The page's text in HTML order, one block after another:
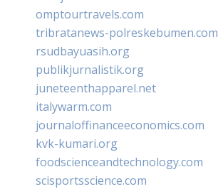
omptourtravels.com
tribratanews-polreskebumen.com
rsudbayuasih.org
publikjurnalistik.org
juneteenthapparel.net
italywarm.com
journaloffinanceeconomics.com
kvk-kumari.org
foodscienceandtechnology.com
scisportsscience.com